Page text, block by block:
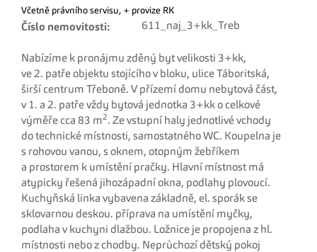
Včetně právního servisu, + provize RK
Číslo nemovitosti: 611_naj_3+kk_Treb
Nabízíme k pronájmu zděný byt velikosti 3+kk,
ve 2. patře objektu stojícího v bloku, ulice Táboritská,
širší centrum Třeboně. V přízemí domu nebytová část,
v 1. a 2. patře vždy bytová jednotka 3+kk o celkové
výměře cca 83 m2. Ze vstupní haly jednotlivé vchody
do technické místnosti, samostatného WC. Koupelna je
s rohovou vanou, s oknem, otopným žebříkem
a prostorem k umístění pračky. Hlavní místnost má
atypicky řešená jihozápadní okna, podlahy plovoucí.
Kuchyňská linka vybavena základně, el. sporák se
sklovarnou deskou. příprava na umístění myčky,
podlaha v kuchyni dlažbou. Ložnice je propojena z hl.
místnosti nebo z chodby. Neprůchozí dětský pokoj